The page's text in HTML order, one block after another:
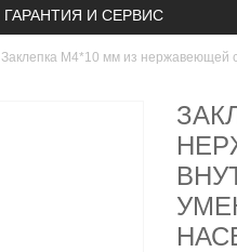
ГАРАНТИЯ И СЕРВИС
Заклепка M4*10 мм из нержавеющей